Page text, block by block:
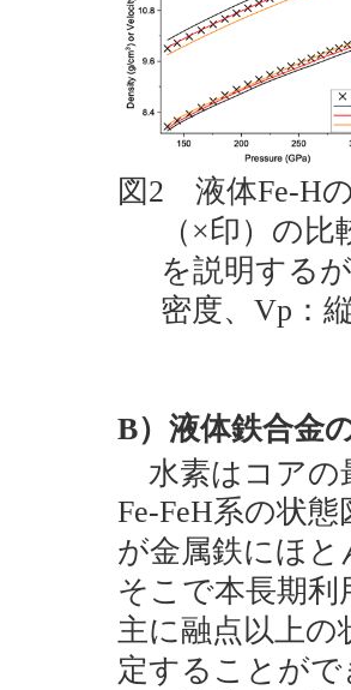
図2 液体Fe-H
（×印）の
を説明する
密度、Vp：
B）液体鉄合金
水素はコアの
Fe-FeH系の状
が金属鉄にほ
そこで本長期利
主に融点以上の
定することが